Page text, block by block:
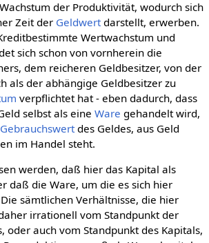
der Produktivität, wodurch sich
Zeit der Geldwertdarstellt, erwerben.
Wertwachstum und
sich schon von vornherein die
dem reicheren Geldbesitzer, von der
als der abhängige Geldbesitzer zu
verpflichtet hat - eben dadurch, dass
selbst als eine Ware gehandelt wird,
Gebrauchswertdes Geldes, aus Geld
im Handel steht.
werden, daß hier das Kapital als
daß die Ware, um die es sich hier
sämtlichen Verhältnisse, die hier
irrationell vom Standpunkt der
oder auch vom Standpunkt des Kapitals,